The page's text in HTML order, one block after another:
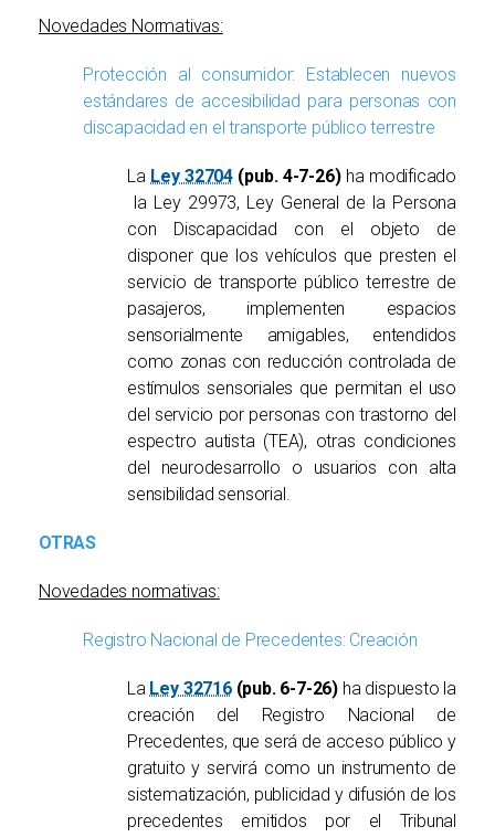
Novedades Normativas:
Protección al consumidor: Establecen nuevos
estándares de accesibilidad para personas con
discapacidad en el transporte público terrestre
La Ley 32704(pub. 4-7-26)ha modificado
la Ley 29973, Ley General de la Persona
con Discapacidad con el objeto de
disponer que los vehículos que presten el
servicio de transporte público terrestre de
pasajeros, implementen espacios
sensorialmente amigables, entendidos
como zonas con reducción controlada de
estímulos sensoriales que permitan el uso
del servicio por personas con trastorno del
espectro autista (TEA), otras condiciones
del neurodesarrollo o usuarios con alta
sensibilidad sensorial.
OTRAS
Novedades normativas:
Registro Nacional de Precedentes: Creación
La Ley 32716(pub. 6-7-26) ha dispuesto la
creación del Registro Nacional de
Precedentes, que será de acceso público y
gratuito y servirá como un instrumento de
sistematización, publicidad y difusión de los
precedentes emitidos por el Tribunal